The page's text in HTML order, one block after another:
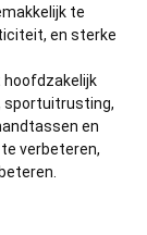
te
en sterke
hoofdzakelijk
sportuitrusting,
en
verbeteren,